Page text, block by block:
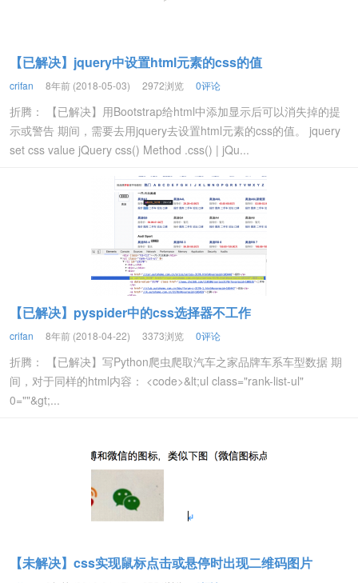
【已解决】jquery中设置html元素的css的值
crifan 8年前 (2018-05-03) 2972浏览 0评论
折腾： 【已解决】用Bootstrap给html中添加显示后可以消失掉的提
示或警告 期间，需要去用jquery去设置html元素的css的值。 jquery
set css value jQuery css() Method .css() | jQu...
【已解决】pyspider中的css选择器不工作
crifan 8年前 (2018-04-22) 3373浏览 0评论
折腾： 【已解决】写Python爬虫爬取汽车之家品牌车系车型数据 期
间，对于同样的html内容： <code>&lt;ul class="rank-list-ul"
0=""&gt;...
【未解决】css实现鼠标点击或悬停时出现二维码图片